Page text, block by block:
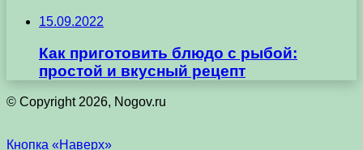
15.09.2022
Как приготовить блюдо с рыбой:
простой и вкусный рецепт
© Copyright 2026, Nogov.ru
Кнопка «Наверх»